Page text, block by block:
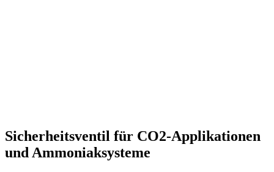
Sicherheitsventil für CO2-Applikationen
und Ammoniaksysteme